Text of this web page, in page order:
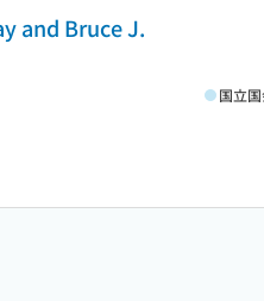
and Bruce J.
国立